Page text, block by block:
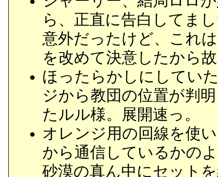
ら、正直に告白してま
意外だったけど、これ
を改めて決意したから
ほったらかしにしてい
ジから教団の位置が判
たルル様。展開速っ。
オレンジ用の回線を使
から通信しているかの
砂漠の真ん中にセット